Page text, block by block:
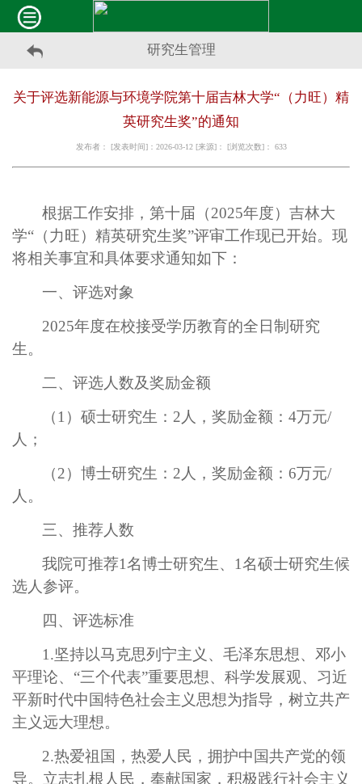
研究生管理
关于评选新能源与环境学院第十届吉林大学“（力旺）精
英研究生奖”的通知
发布者： [发表时间]：2026-03-12 [来源]： [浏览次数]： 633
根据工作安排，第十届（2025年度）吉林大
学“（力旺）精英研究生奖”评审工作现已开始。现
将相关事宜和具体要求通知如下：
一、 评选对象
2025年度在校接受学历教育的全日制研究
生。
二、评选人数及奖励金额
（1 ）硕士研究生： 2 人，奖励金额： 4万元/
人；
（2）博士研究生： 2 人，奖励金额： 6万元/
人。
三、推荐人数
我院可推荐1名博士研究生、 1名硕士研究生候
选人参评。
四、评选标准
1.坚持以马克思列宁主义、毛泽东思想、邓小
平理论、“三个代表”重要思想、科学发展观、习近
平新时代中国特色社会主义思想为指导，树立共产
主义远大理想。
2.热爱祖国，热爱人民，拥护中国共产党的领
导。立志扎根人民，奉献国家，积极践行社会主义